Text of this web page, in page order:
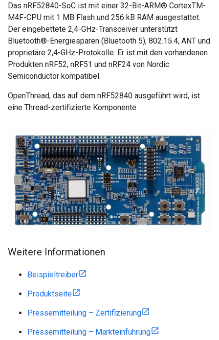
Das nRF52840-SoC ist mit einer 32-Bit-ARM® CortexTM-
M4F-CPU mit 1 MB Flash und 256 kB RAM ausgestattet.
Der eingebettete 2,4-GHz-Transceiver unterstützt
Bluetooth®-Energiesparen (Bluetooth 5), 802.15.4, ANT und
proprietäre 2,4-GHz-Protokolle. Er ist mit den vorhandenen
Produkten nRF52, nRF51 und nRF24 von Nordic
Semiconductor kompatibel.
OpenThread, das auf dem nRF52840 ausgeführt wird, ist
eine Thread-zertifizierte Komponente.
Weitere Informationen
Beispieltreiber
Produktseite
Pressemitteilung – Zertifizierung
Pressemitteilung – Markteinführung